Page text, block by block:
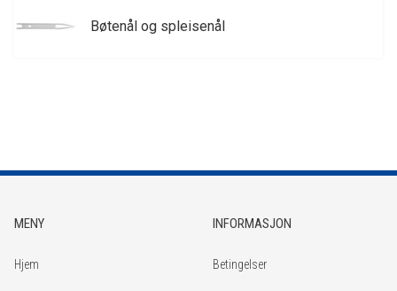
Bøtenål og spleisenål
MENY
Hjem
INFORMASJON
Betingelser